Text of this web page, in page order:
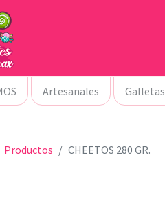
Artesanales Galletas
Productos CHEETOS 280 GR.